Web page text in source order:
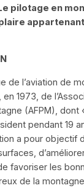
pilotage en
de l’aviation de
1973, de
(AFPM), dont
pendant 19
a pour objectif
favoriser les
de la